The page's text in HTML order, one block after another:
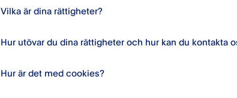
Vilka är dina rättigheter?
Hur utövar du dina rättigheter och hur kan du kontakta
Hur är det med cookies?